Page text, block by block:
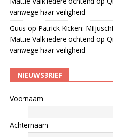
vanwege haar veiligheid
Guus op Patrick Kicken:
Mattie Valk iedere ochtend op
vanwege haar veiligheid
NIEUWSBRIEF
Voornaam
Achternaam